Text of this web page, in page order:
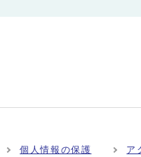
個人情報の保護 ア